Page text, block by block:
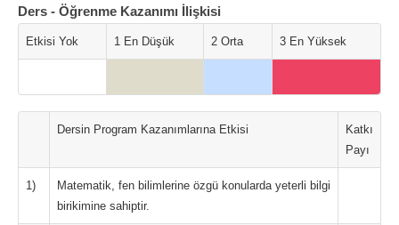
Ders - Öğrenme Kazanımı İlişkisi
Etkisi Yok 1 En Düşük 2 Orta 3 En Yüksek
Dersin Program Kazanımlarına Etkisi
Katkı
Payı
1)
Matematik, fen bilimlerine özgü konularda yeterli bilgi
birikimine sahiptir.